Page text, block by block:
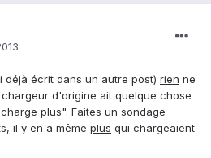
écrit dans un autre post) rien ne
d'origine ait quelque chose
plus". Faites un sondage
il y en a même plus qui chargeaient